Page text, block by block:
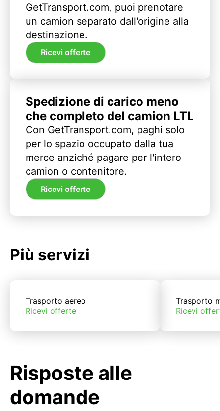
GetTransport.com, puoi prenotare
un camion separato dall'origine alla
destinazione.
Ricevi offerte
Spedizione di carico meno
che completo del camion LTL
Con GetTransport.com, paghi solo
per lo spazio occupato dalla tua
merce anziché pagare per l'intero
camion o contenitore.
Ricevi offerte
Più servizi
Trasporto aereo
Ricevi offerte
Trasporto
Ricevi
Risposte alle
domande